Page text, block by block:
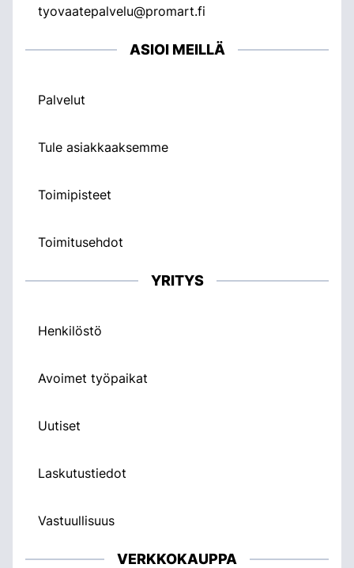
tyovaatepalvelu@promart.fi
ASIOI MEILLÄ
Palvelut
Tule asiakkaaksemme
Toimipisteet
Toimitusehdot
YRITYS
Henkilöstö
Avoimet työpaikat
Uutiset
Laskutustiedot
Vastuullisuus
VERKKOKAUPPA